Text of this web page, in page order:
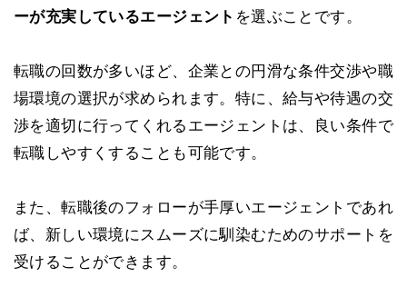
ーが充実しているエージェント を選ぶことです。
転職の回数が多いほど、企業との円滑な条件交渉や職
場環境の選択が求められます。特に、給与や待遇の交
渉を適切に行ってくれるエージェントは、良い条件で
転職しやすくすることも可能です。
また、転職後のフォローが手厚いエージェントであれ
ば、新しい環境にスムーズに馴染むためのサポートを
受けることができます。